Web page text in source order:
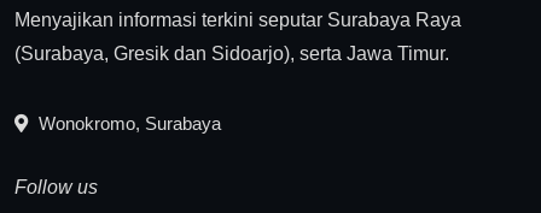
Menyajikan informasi terkini seputar Surabaya Raya
(Surabaya, Gresik dan Sidoarjo), serta Jawa Timur.
Wonokromo, Surabaya
Follow us